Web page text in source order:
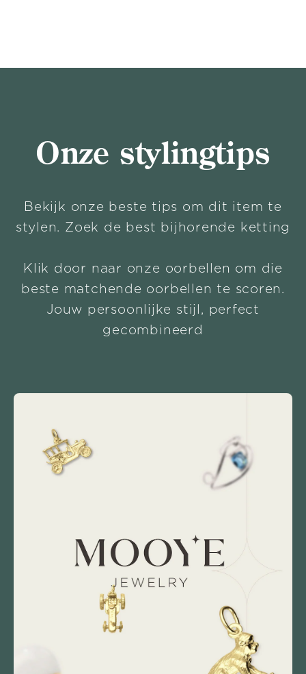
Onze stylingtips
Bekijk onze beste tips om dit item te
stylen. Zoek de best bijhorende ketting
Klik door naar onze oorbellen om die
beste matchende oorbellen te scoren.
Jouw persoonlijke stijl, perfect
gecombineerd